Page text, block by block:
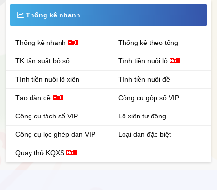
Thống kê nhanh
Thống kê nhanh Thống kê theo tổng
TK tần suất bộ số Tính tiền nuôi lô
Tính tiền nuôi lô xiên Tính tiền nuôi đề
Tạo dàn đề Công cụ gộp số VIP
Công cụ tách số VIP Lô xiên tự động
Công cụ lọc ghép dàn VIP Loại dàn đặc biệt
Quay thử KQXS